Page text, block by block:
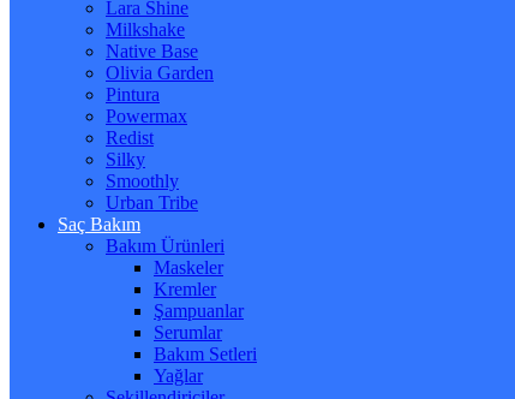
Lara Shine
Milkshake
Native Base
Olivia Garden
Pintura
Powermax
Redist
Silky
Smoothly
Urban Tribe
Saç Bakım
Bakım Ürünleri
Maskeler
Kremler
Şampuanlar
Serumlar
Bakım Setleri
Yağlar